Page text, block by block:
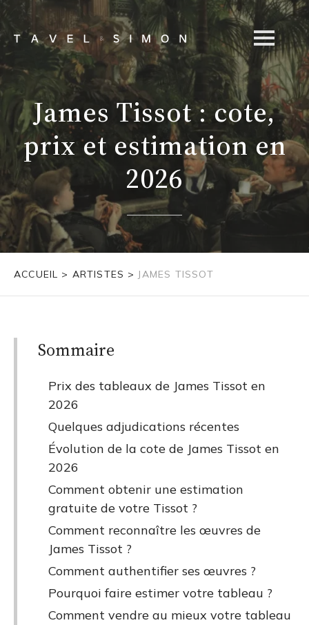
James Tissot : cote,
prix et estimation en
2026
ACCUEIL > ARTISTES > JAMES TISSOT
Sommaire
Prix des tableaux de James Tissot en
2026
Quelques adjudications récentes
Évolution de la cote de James Tissot en
2026
Comment obtenir une estimation
gratuite de votre Tissot ?
Comment reconnaître les œuvres de
James Tissot ?
Comment authentifier ses œuvres ?
Pourquoi faire estimer votre tableau ?
Comment vendre au mieux votre tableau